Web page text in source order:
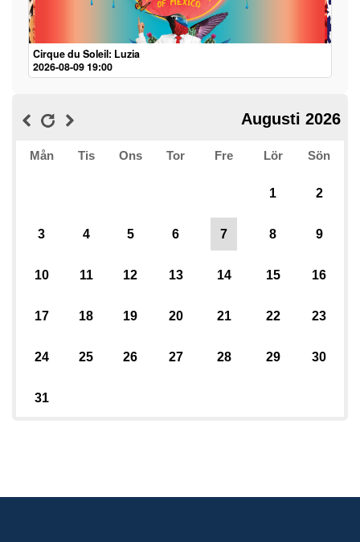
Cirque du Soleil: Luzia
2026-08-09 19:00
Augusti 2026
Mån Tis Ons Tor Fre Lör Sön
1 2
3 4 5 6 7 8 9
10 11 12 13 14 15 16
17 18 19 20 21 22 23
24 25 26 27 28 29 30
31